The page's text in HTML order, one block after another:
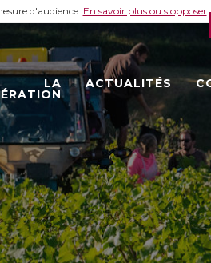
d'audience. En savoir plus ou s'opposer.
LA ACTUALITÉS